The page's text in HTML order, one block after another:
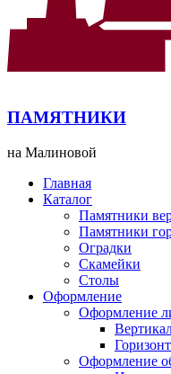
ПАМЯТНИКИ
на Малиновой
Главная
Каталог
Памятники
Памятники
Оградки
Скамейки
Столы
Оформление
Оформление
Оформление